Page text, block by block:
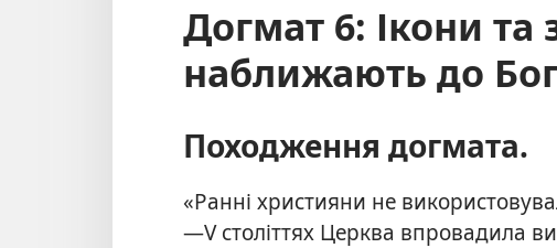
Догмат 6: Ікони та
наближають до
Походження догмата.
«Ранні християни не
—V століттях Церква впровадила